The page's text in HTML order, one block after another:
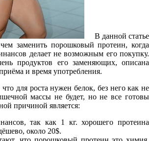
В данной статье
чем заменить порошковый протеин, когда
делает не возможным его покупку.
продуктов его заменяющих, описана
и время употребления.
для роста нужен белок, без него как не
массы не будет, но не все готовы
причиной является:
так как 1 кг. хорошего протеина
около 20$.